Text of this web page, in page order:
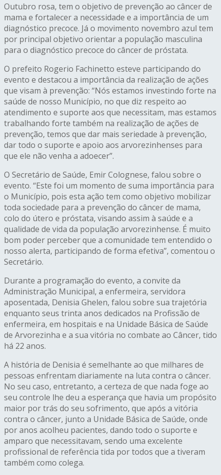
Outubro rosa, tem o objetivo de prevenção ao câncer de
mama e fortalecer a necessidade e a importância de um
diagnóstico precoce. Já o movimento novembro azul tem
por principal objetivo orientar a população masculina
para o diagnóstico precoce do câncer de próstata.
O prefeito Rogerio Fachinetto esteve participando do
evento e destacou a importância da realização de ações
que visam à prevenção: “Nós estamos investindo forte na
saúde de nosso Município, no que diz respeito ao
atendimento e suporte aos que necessitam, mas estamos
trabalhando forte também na realização de ações de
prevenção, temos que dar mais seriedade à prevenção,
dar todo o suporte e apoio aos arvorezinhenses para
que ele não venha a adoecer”.
O Secretário de Saúde, Emir Colognese, falou sobre o
evento. “Este foi um momento de suma importância para
o Município, pois esta ação tem como objetivo mobilizar
toda sociedade para a prevenção do câncer de mama,
colo do útero e próstata, visando assim à saúde e a
qualidade de vida da população arvorezinhense. É muito
bom poder perceber que a comunidade tem entendido o
nosso alerta, participando de forma efetiva”, comentou o
Secretário.
Durante a programação do evento, a convite da
Administração Municipal, a enfermeira, servidora
aposentada, Denisia Ghelen, falou sobre sua trajetória
enquanto seus trinta anos dedicados na Profissão de
enfermeira, em hospitais e na Unidade Básica de Saúde
de Arvorezinha e a sua vitória no combate ao Câncer, tido
há 22 anos.
A história de Denisia é semelhante ao que milhares de
pessoas enfrentam diariamente na luta contra o câncer.
No seu caso, entretanto, a certeza de que nada foge ao
seu controle lhe deu a esperança que havia um propósito
maior por trás do seu sofrimento, que após a vitória
contra o câncer, junto a Unidade Básica de Saúde, onde
por anos acolheu pacientes, dando todo o suporte e
amparo que necessitavam, sendo uma excelente
profissional de referência tida por todos que a tiveram
também como colega.